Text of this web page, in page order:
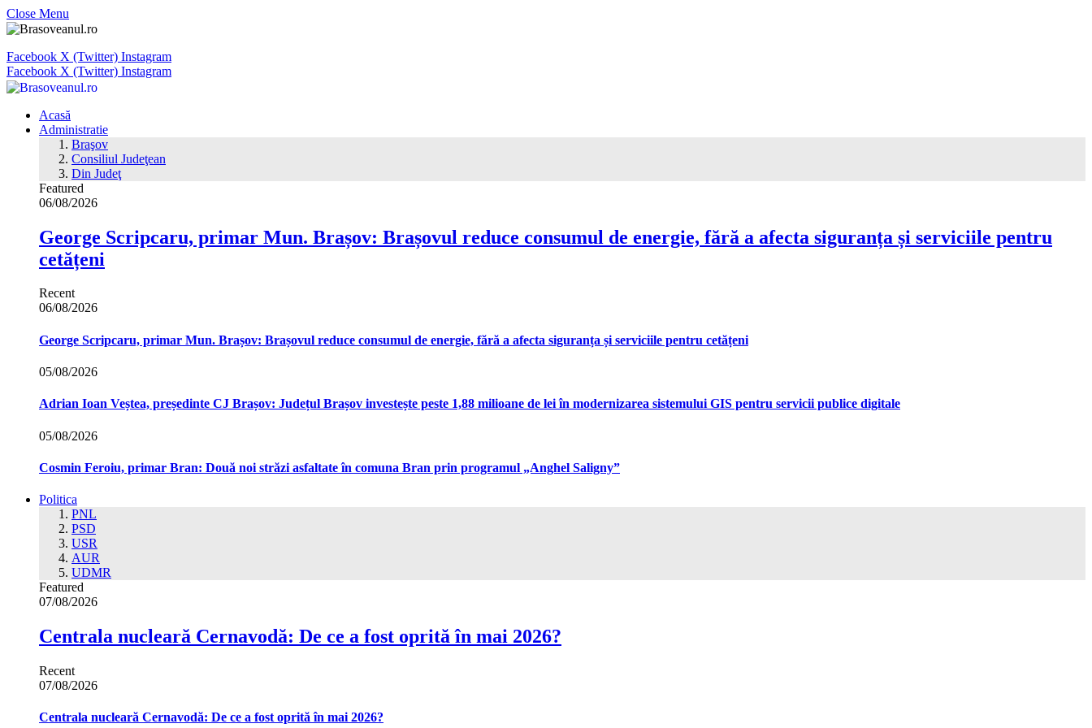
Close Menu
Facebook X (Twitter) Instagram
Facebook X (Twitter) Instagram
Acasă
Administratie
Braşov
Consiliul Judeţean
Din Judeţ
Featured
06/08/2026
George Scripcaru, primar Mun. Brașov: Brașovul reduce consumul de energie, fără a afecta siguranța și serviciile pentru
cetățeni
Recent
06/08/2026
George Scripcaru, primar Mun. Brașov: Brașovul reduce consumul de energie, fără a afecta siguranța și serviciile pentru cetățeni
05/08/2026
Adrian Ioan Veștea, președinte CJ Brașov: Județul Brașov investește peste 1,88 milioane de lei în modernizarea sistemului GIS pentru servicii publice digitale
05/08/2026
Cosmin Feroiu, primar Bran: Două noi străzi asfaltate în comuna Bran prin programul „Anghel Saligny”
Politica
PNL
PSD
USR
AUR
UDMR
Featured
07/08/2026
Centrala nucleară Cernavodă: De ce a fost oprită în mai 2026?
Recent
07/08/2026
Centrala nucleară Cernavodă: De ce a fost oprită în mai 2026?